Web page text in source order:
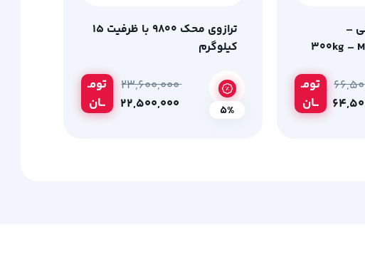
–
تومـ
ــان
ترازوی محک 9800 با ظرفیت 15
کیلوگرم
تومـ
ــان
۲۳,۶۰۰,۰۰۰
5%